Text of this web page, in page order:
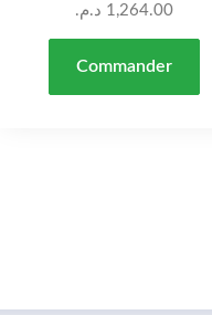
1,264.00 د.م.
Commander